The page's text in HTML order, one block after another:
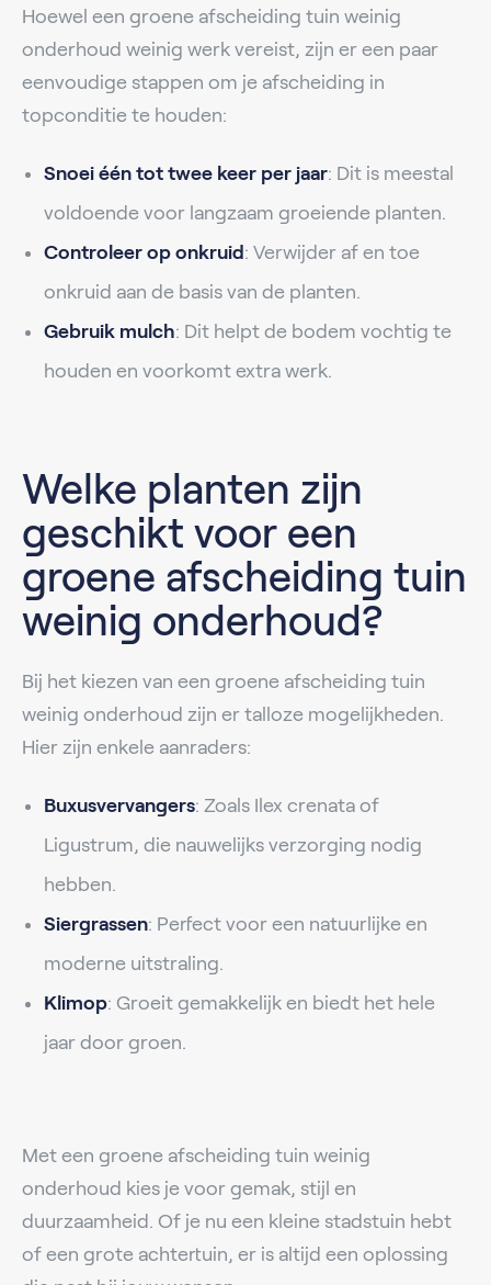
Hoewel een groene afscheiding tuin weinig
onderhoud weinig werk vereist, zijn er een paar
eenvoudige stappen om je afscheiding in
topconditie te houden:
Snoei één tot twee keer per jaar: Dit is meestal
voldoende voor langzaam groeiende planten.
Controleer op onkruid: Verwijder af en toe
onkruid aan de basis van de planten.
Gebruik mulch: Dit helpt de bodem vochtig te
houden en voorkomt extra werk.
Welke planten zijn
geschikt voor een
groene afscheiding tuin
weinig onderhoud?
Bij het kiezen van een groene afscheiding tuin
weinig onderhoud zijn er talloze mogelijkheden.
Hier zijn enkele aanraders:
Buxusvervangers: Zoals Ilex crenata of
Ligustrum, die nauwelijks verzorging nodig
hebben.
Siergrassen: Perfect voor een natuurlijke en
moderne uitstraling.
Klimop: Groeit gemakkelijk en biedt het hele
jaar door groen.
Met een groene afscheiding tuin weinig
onderhoud kies je voor gemak, stijl en
duurzaamheid. Of je nu een kleine stadstuin hebt
of een grote achtertuin, er is altijd een oplossing